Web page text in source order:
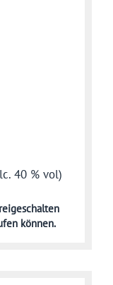
40 % vol)
können.